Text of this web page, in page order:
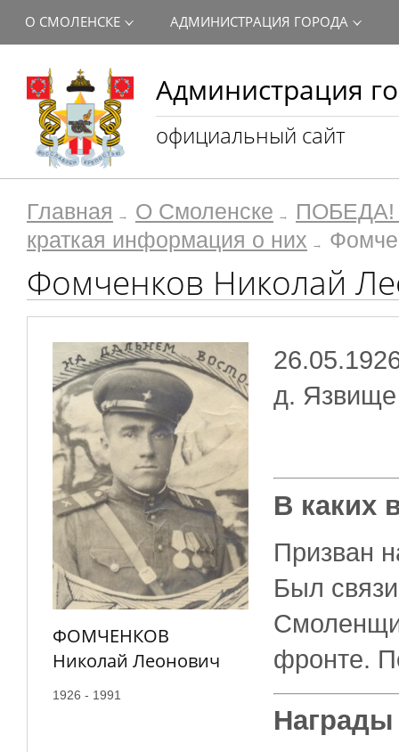
Администрация
официальный сайт
О СМОЛЕНСКЕ АДМИНИСТРАЦИЯ ГОРОДА
Главная О Смоленске
ПОБЕДА!
краткая информация о них
Фомченков Николай
ФОМЧЕНКОВ
Николай Леонович
1926 - 1991
д. Язвище
В каких
Призван
Был
фронте.
Награды